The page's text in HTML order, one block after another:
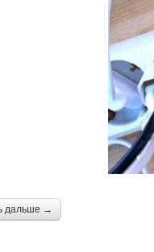
дальше →